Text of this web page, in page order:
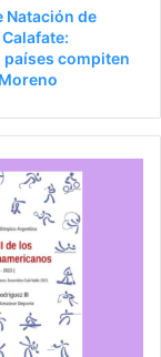
Natación de
compiten